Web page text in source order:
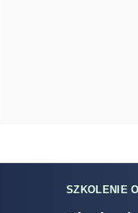
SZKOLENIE